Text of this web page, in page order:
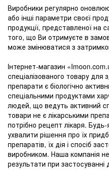
Виробники регулярно
або інші параметри своєї
продукції, представленої на
того, що Ви отримуєте в
може змінюватися з
Інтернет-магазин
спеціалізованого товару для
препарати є біологічно
спеціальними продуктами
людей, що ведуть активний
товари не є лікарськими
потрібно рецепт лікаря.
ухвалити рішення про їх
препаратів, їх дія і спосіб
виробником. Наша компанія
результати при застосуванні